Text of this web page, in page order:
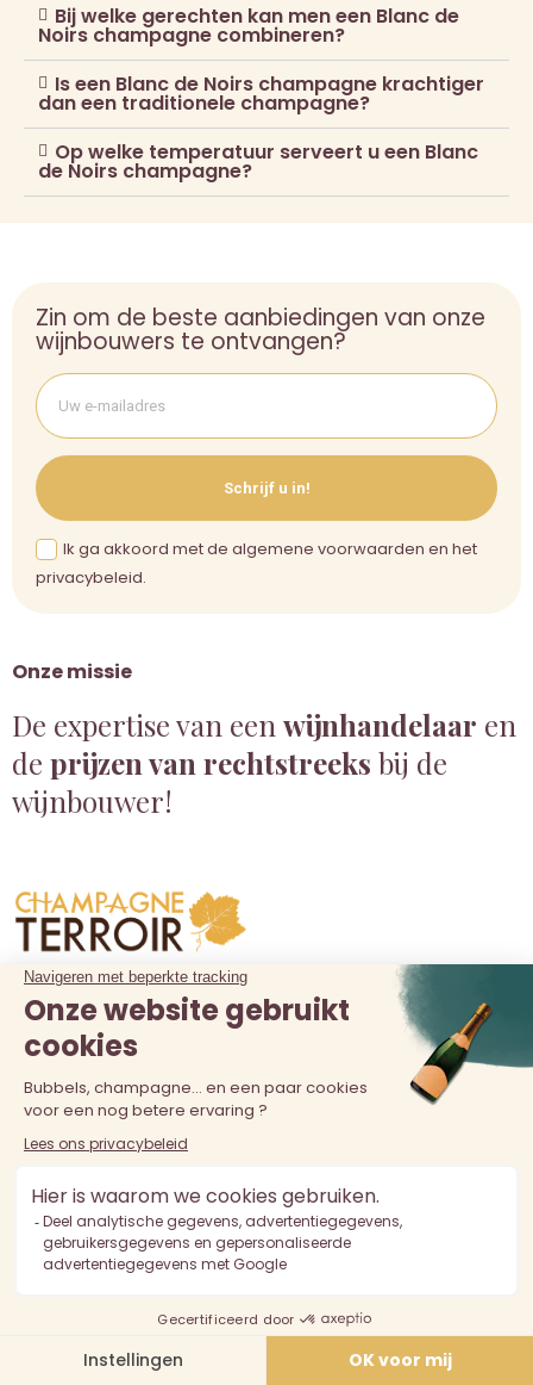
Bij welke gerechten kan men een Blanc de
Noirs champagne combineren?
Is een Blanc de Noirs champagne krachtiger
dan een traditionele champagne?
Op welke temperatuur serveert u een Blanc
de Noirs champagne?
Onze missie
De expertise van een wijnhandelaar en
de prijzen van rechtstreeks bij de
wijnbouwer!
Zin om de beste aanbiedingen van onze
wijnbouwers te ontvangen?
Schrijf u in!
Ik ga akkoord met de algemene voorwaarden en het
privacybeleid.
Producten 
Ons bedrijf
Champagne Terroir Leveringen
Juridische mededelingen en gebruiksvoorwaarden
Veilige betaling
Bent u wijnmaker? Doe met ons mee!
Privacybeleid
Informatie over het herroepingsrecht
Beleid inzake klantbeoordelingen